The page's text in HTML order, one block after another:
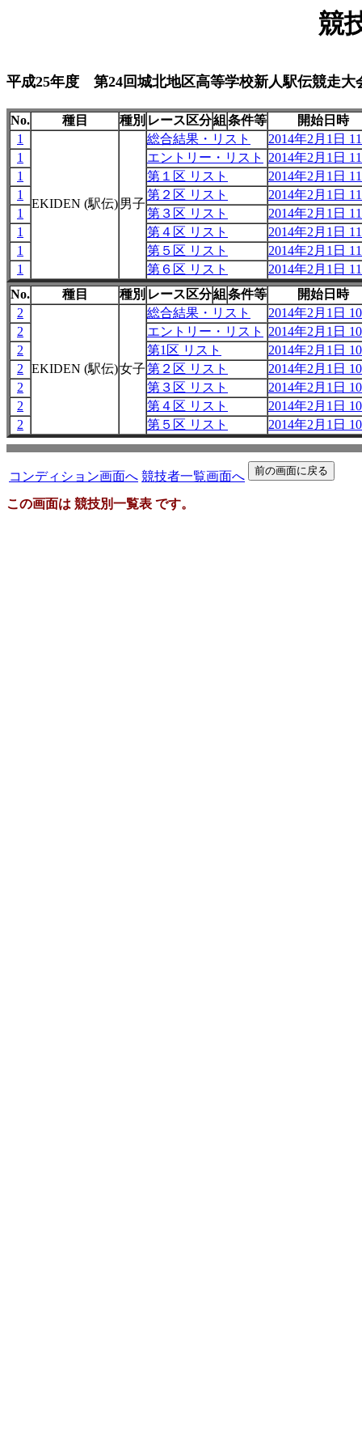
競
平成25年度 第24回城北地区高等学校新人駅伝競走大
No. 種目 種別 レース区分組 条件等
開始日時
1
EKIDEN (駅伝)男子
総合結果・リスト
2014年2月1日
1
エントリー・リスト
2014年2月1日
1
第１区 リスト
2014年2月1日
1
第２区 リスト
2014年2月1日
1
第３区 リスト
2014年2月1日
1
第４区 リスト
2014年2月1日
1
第５区 リスト
2014年2月1日
1
第６区 リスト
2014年2月1日
No.
種目 種別 レース区分組 条件等
開始日時
2
EKIDEN (駅伝)女子
総合結果・リスト
2014年2月1日
2
エントリー・リスト
2014年2月1日
2
第1区 リスト
2014年2月1日
2
第２区 リスト
2014年2月1日
2
第３区 リスト
2014年2月1日
2
第４区 リスト
2014年2月1日
2
第５区 リスト 2014年2月1日
コンディション画面へ 競技者一覧画面へ
この画面は 競技別一覧表 です。